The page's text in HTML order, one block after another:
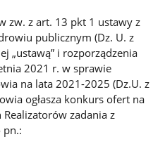
zw. z art. 13 pkt 1 ustawy z
publicznym (Dz. U. z
„ustawą” i rozporządzenia
2021 r. w sprawie
na lata 2021-2025 (Dz.U. z
ogłasza konkurs ofert na
zadania z
pn.: